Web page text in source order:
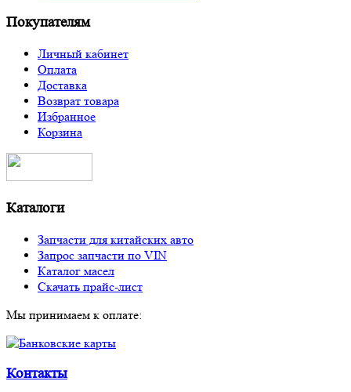
Покупателям
Личный кабинет
Оплата
Доставка
Возврат товара
Избранное
Корзина
Каталоги
Запчасти для китайских авто
Запрос запчасти по VIN
Каталог масел
Скачать прайс-лист
Мы принимаем к оплате:
Контакты